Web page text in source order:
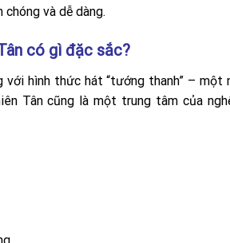
chóng và dễ dàng.
có gì đặc sắc?
với hình thức hát “tướng thanh” –
Tân cũng là một trung tâm của